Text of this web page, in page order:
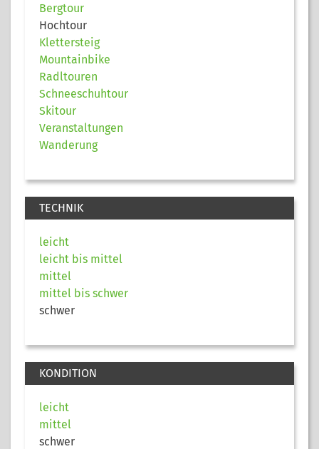
Bergtour
Hochtour
Klettersteig
Mountainbike
Radltouren
Schneeschuhtour
Skitour
Veranstaltungen
Wanderung
TECHNIK
leicht
leicht bis mittel
mittel
mittel bis schwer
schwer
KONDITION
leicht
mittel
schwer